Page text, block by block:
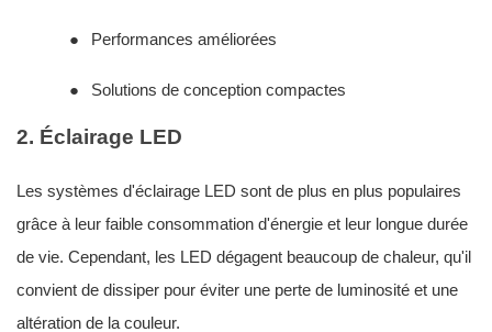
● Performances améliorées
● Solutions de conception compactes
2. Éclairage LED
Les systèmes d'éclairage LED sont de plus en plus populaires
grâce à leur faible consommation d'énergie et leur longue durée
de vie. Cependant, les LED dégagent beaucoup de chaleur, qu'il
convient de dissiper pour éviter une perte de luminosité et une
altération de la couleur.